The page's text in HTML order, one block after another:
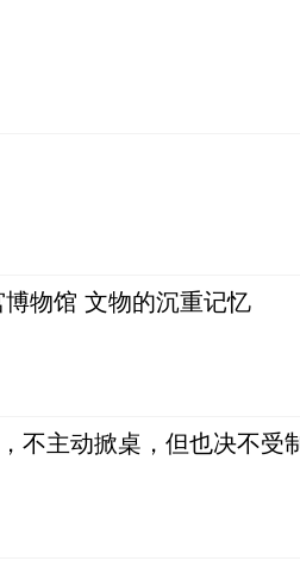
物馆 文物的沉重记忆
不主动掀桌，但也决不受